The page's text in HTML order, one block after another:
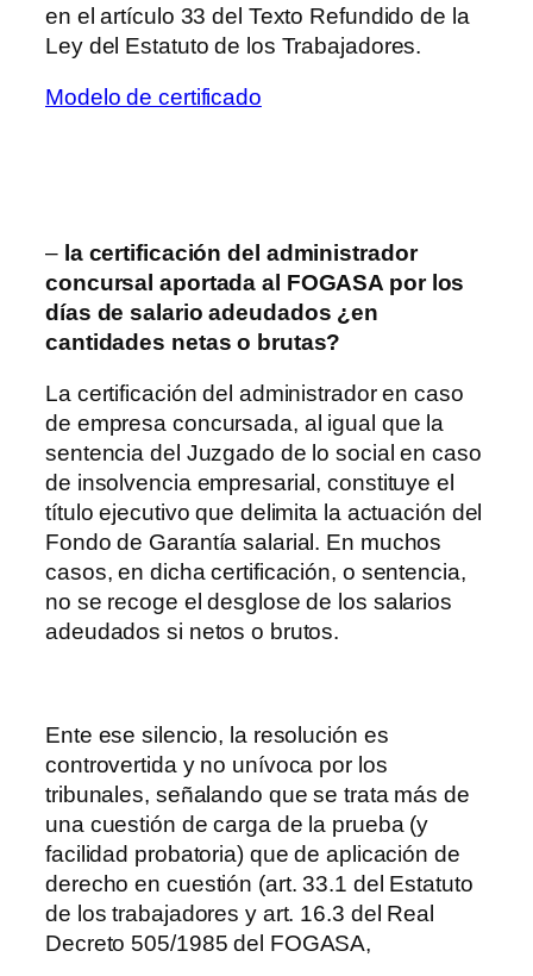
en el artículo 33 del Texto Refundido de la
Ley del Estatuto de los Trabajadores.
Modelo de certificado
– la certificación del administrador
concursal aportada al FOGASA por los
días de salario adeudados ¿en
cantidades netas o brutas?
La certificación del administrador en caso
de empresa concursada, al igual que la
sentencia del Juzgado de lo social en caso
de insolvencia empresarial, constituye el
título ejecutivo que delimita la actuación del
Fondo de Garantía salarial. En muchos
casos, en dicha certificación, o sentencia,
no se recoge el desglose de los salarios
adeudados si netos o brutos.
Ente ese silencio, la resolución es
controvertida y no unívoca por los
tribunales, señalando que se trata más de
una cuestión de carga de la prueba (y
facilidad probatoria) que de aplicación de
derecho en cuestión (art. 33.1 del Estatuto
de los trabajadores y art. 16.3 del Real
Decreto 505/1985 del FOGASA,